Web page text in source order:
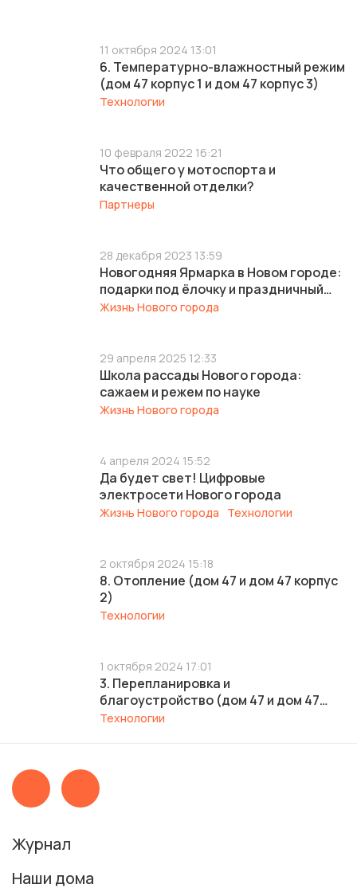
11 октября 2024 13:01
6. Температурно-влажностный режим
(дом 47 корпус 1 и дом 47 корпус 3)
Технологии
10 февраля 2022 16:21
Что общего у мотоспорта и
качественной отделки?
Партнеры
28 декабря 2023 13:59
Новогодняя Ярмарка в Новом городе:
подарки под ёлочку и праздничный
вайб
Жизнь Нового города
29 апреля 2025 12:33
Школа рассады Нового города:
сажаем и режем по науке
Жизнь Нового города
4 апреля 2024 15:52
Да будет свет! Цифровые
электросети Нового города
Жизнь Нового города Технологии
2 октября 2024 15:18
8. Отопление (дом 47 и дом 47 корпус
2)
Технологии
1 октября 2024 17:01
3. Перепланировка и
благоустройство (дом 47 и дом 47
корпус 2)
Технологии
Журнал
Наши дома